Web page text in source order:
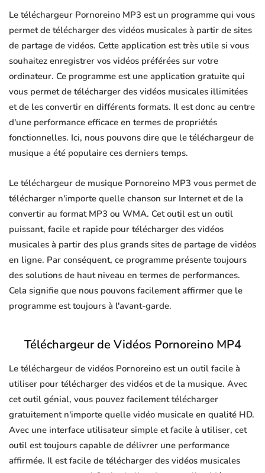
Le téléchargeur Pornoreino MP3 est un programme qui vous
permet de télécharger des vidéos musicales à partir de sites
de partage de vidéos. Cette application est très utile si vous
souhaitez enregistrer vos vidéos préférées sur votre
ordinateur. Ce programme est une application gratuite qui
vous permet de télécharger des vidéos musicales illimitées
et de les convertir en différents formats. Il est donc au centre
d'une performance efficace en termes de propriétés
fonctionnelles. Ici, nous pouvons dire que le téléchargeur de
musique a été populaire ces derniers temps.
Le téléchargeur de musique Pornoreino MP3 vous permet de
télécharger n'importe quelle chanson sur Internet et de la
convertir au format MP3 ou WMA. Cet outil est un outil
puissant, facile et rapide pour télécharger des vidéos
musicales à partir des plus grands sites de partage de vidéos
en ligne. Par conséquent, ce programme présente toujours
des solutions de haut niveau en termes de performances.
Cela signifie que nous pouvons facilement affirmer que le
programme est toujours à l'avant-garde.
Téléchargeur de Vidéos Pornoreino MP4
Le téléchargeur de vidéos Pornoreino est un outil facile à
utiliser pour télécharger des vidéos et de la musique. Avec
cet outil génial, vous pouvez facilement télécharger
gratuitement n'importe quelle vidéo musicale en qualité HD.
Avec une interface utilisateur simple et facile à utiliser, cet
outil est toujours capable de délivrer une performance
affirmée. Il est facile de télécharger des vidéos musicales